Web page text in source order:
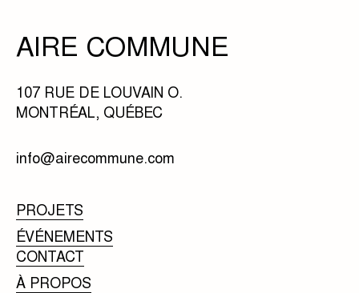
AIRE COMMUNE
107 RUE DE LOUVAIN O.
MONTRÉAL, QUÉBEC
info@airecommune.com
PROJETS
ÉVÉNEMENTS
CONTACT
À PROPOS